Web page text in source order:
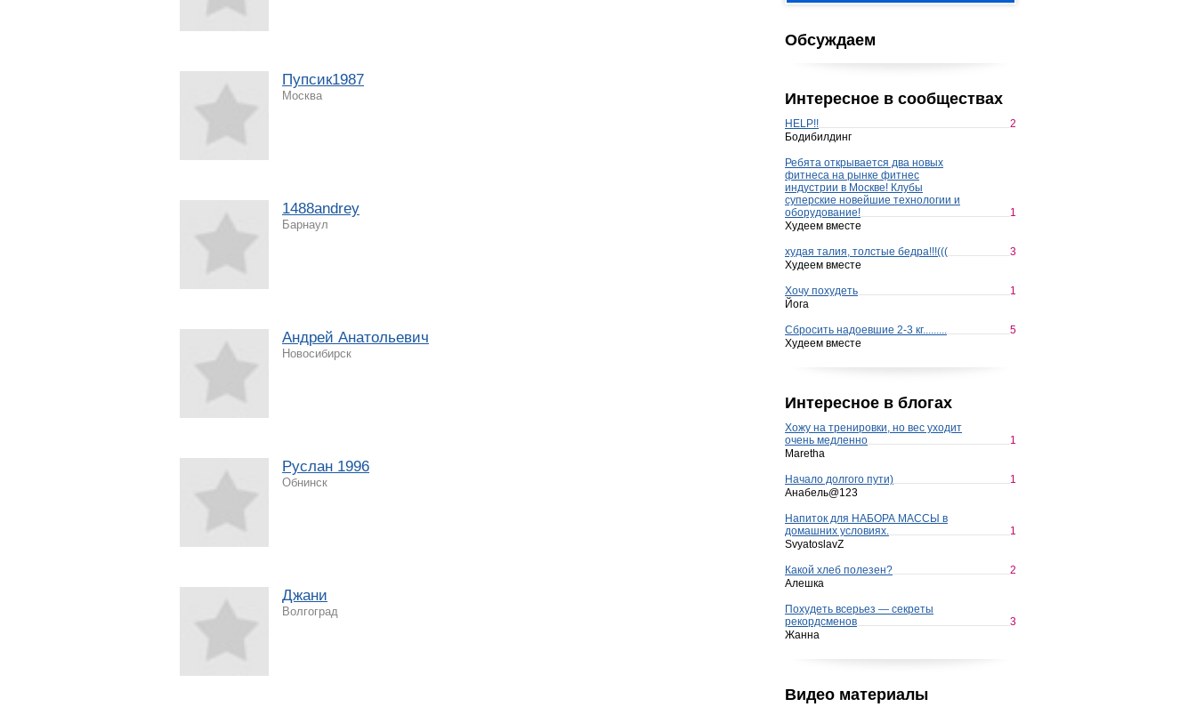
Пупсик1987
Москва
1488andrey
Барнаул
Андрей Анатольевич
Новосибирск
Руслан 1996
Обнинск
Джани
Волгоград
Обсуждаем
Интересное в сообществах
HELP!!
2
Бодибилдинг
Ребята открывается два новых
фитнеса на рынке фитнес
индустрии в Москве! Клубы
суперские новейшие технологии и
оборудование!
1
Худеем вместе
худая талия, толстые бедра!!!(((
3
Худеем вместе
Хочу похудеть
1
Йога
Сбросить надоевшие 2-3 кг.........
5
Худеем вместе
Интересное в блогах
Хожу на тренировки, но вес уходит
очень медленно
1
Maretha
Начало долгого пути)
1
Анабель@123
Напиток для НАБОРА МАССЫ в
домашних условиях.
1
SvyatoslavZ
Какой хлеб полезен?
2
Алешка
Похудеть всерьез — секреты
рекордсменов
3
Жанна
Видео материалы